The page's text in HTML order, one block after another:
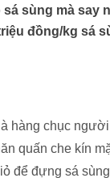
sùng mà
đồng/kg sá
hàng chục
quấn che kín
để đựng sá